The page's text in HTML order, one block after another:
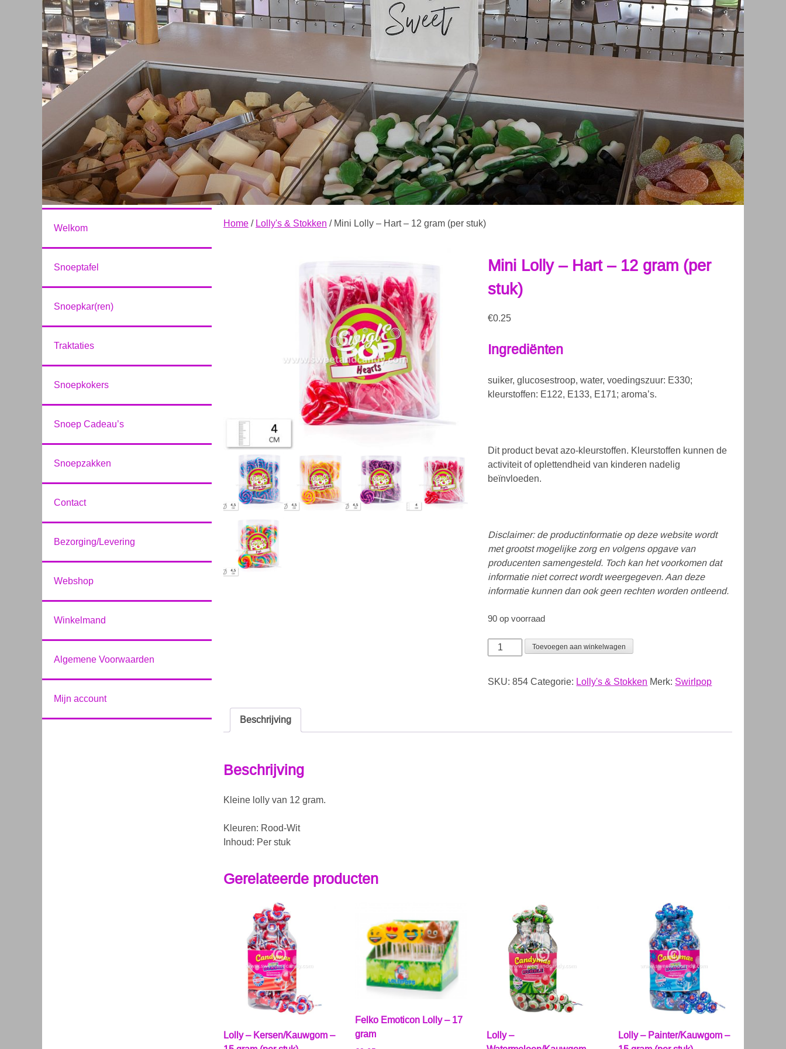
Home / Lolly's & Stokken / Mini Lolly – Hart – 12 gram (per stuk)
Mini Lolly – Hart – 12 gram (per
stuk)
€0.25
Ingrediënten
suiker, glucosestroop, water, voedingszuur: E330;
kleurstoffen: E122, E133, E171; aroma’s.
Dit product bevat azo-kleurstoffen. Kleurstoffen kunnen de
activiteit of oplettendheid van kinderen nadelig
beïnvloeden.
Disclaimer: de productinformatie op deze website wordt
met grootst mogelijke zorg en volgens opgave van
producenten samengesteld. Toch kan het voorkomen dat
informatie niet correct wordt weergegeven. Aan deze
informatie kunnen dan ook geen rechten worden ontleend.
90 op voorraad
Toevoegen aan winkelwagen
SKU:854 Categorie: Lolly's & Stokken Merk: Swirlpop
Beschrijving
Beschrijving
Kleine lolly van 12 gram.
Kleuren: Rood-Wit
Inhoud: Per stuk
Gerelateerde producten
Lolly – Kersen/Kauwgom –
Felko Emoticon Lolly – 17
gram
Lolly –
Lolly – Painter/Kauwgom –
Welkom
Snoeptafel
Snoepkar(ren)
Traktaties
Snoepkokers
Snoep Cadeau’s
Snoepzakken
Contact
Bezorging/Levering
Webshop
Winkelmand
Algemene Voorwaarden
Mijn account